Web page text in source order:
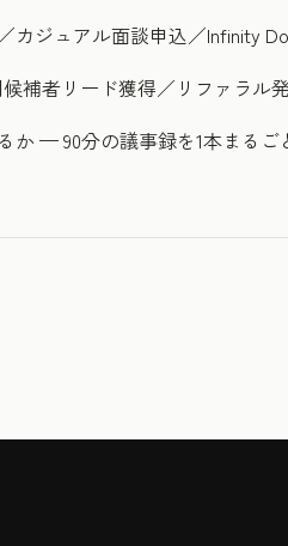
ジュアル面談申込／Infinity
補者リード獲得／リファラル
— 90分の議事録を1本まるご